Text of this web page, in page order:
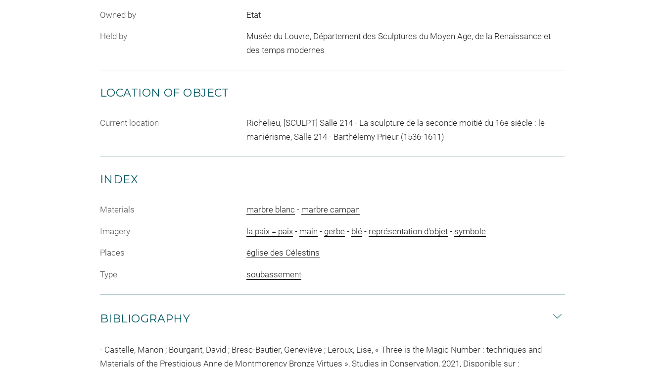
Owned by Etat
Held by
Musée du Louvre, Département des Sculptures du Moyen Age, de la Renaissance et
des temps modernes
LOCATION OF OBJECT
Current location
Richelieu, [SCULPT] Salle 214 - La sculpture de la seconde moitié du 16e siècle : le
maniérisme, Salle 214 - Barthélemy Prieur (1536-1611)
INDEX
Materials marbre blanc - marbre campan
Imagery la paix = paix- main - gerbe- blé- représentation d'objet- symbole
Places église des Célestins
Type soubassement
BIBLIOGRAPHY
Castelle, Manon ; Bourgarit, David ; Bresc-Bautier, Geneviève ; Leroux, Lise, « Three is the Magic Number : techniques and
Materials of the Prestigious Anne de Montmorency Bronze Virtues », Studies in Conservation, 2021, Disponible sur :